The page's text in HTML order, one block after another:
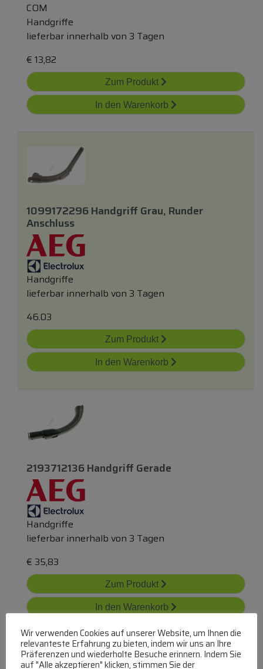
COM
Handgriffe
lieferbar innerhalb von 3 Tagen
€ 13,82
Zum Produkt
In den Warenkorb
1099172296 Handgriff Grau, Runder
Anschluss
Handgriffe
lieferbar innerhalb von 3 Tagen
46.03
Zum Produkt
In den Warenkorb
2193712136 Handgriff Gerade
Handgriffe
lieferbar innerhalb von 3 Tagen
€ 35,83
Zum Produkt
In den Warenkorb
Wir verwenden Cookies auf unserer Website, um Ihnen die
relevanteste Erfahrung zu bieten, indem wir uns an Ihre
Präferenzen und wiederholte Besuche erinnern. Indem Sie
auf "Alle akzeptieren" klicken, stimmen Sie der